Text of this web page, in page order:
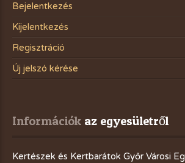
Bejelentkezés
Kijelentkezés
Regisztráció
Új jelszó kérése
Információk az egyesületről
Kertészek és Kertbarátok Győr Városi